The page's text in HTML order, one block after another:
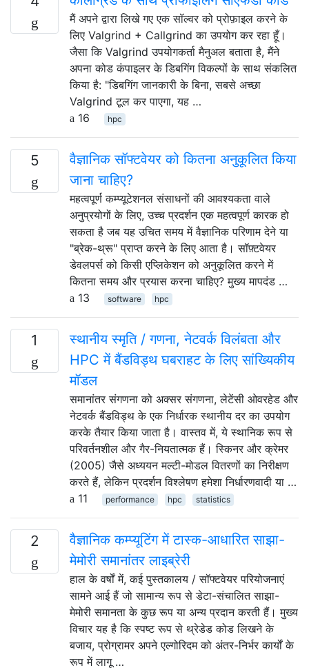
मैं अपने द्वारा लिखे गए एक सॉल्वर को प्रोफ़ाइल करने के
लिए Valgrind + Callgrind का उपयोग कर रहा हूँ।
जैसा कि Valgrind उपयोगकर्ता मैनुअल बताता है, मैंने
अपना कोड कंपाइलर के डिबगिंग विकल्पों के साथ संकलित
किया है: "डिबगिंग जानकारी के बिना, सबसे अच्छा
Valgrind टूल कर पाएगा, यह …
16
hpc
5
वैज्ञानिक सॉफ्टवेयर को कितना अनुकूलित किया
जाना चाहिए?
महत्वपूर्ण कम्प्यूटेशनल संसाधनों की आवश्यकता वाले
अनुप्रयोगों के लिए, उच्च प्रदर्शन एक महत्वपूर्ण कारक हो
सकता है जब यह उचित समय में वैज्ञानिक परिणाम देने या
"ब्रेक-थ्रू" प्राप्त करने के लिए आता है। सॉफ़्टवेयर
डेवलपर्स को किसी एप्लिकेशन को अनुकूलित करने में
कितना समय और प्रयास करना चाहिए? मुख्य मापदंड …
13
software hpc
1
स्थानीय स्मृति / गणना, नेटवर्क विलंबता और
HPC में बैंडविड्थ घबराहट के लिए सांख्यिकीय
मॉडल
समानांतर संगणना को अक्सर संगणना, लेटेंसी ओवरहेड और
नेटवर्क बैंडविड्थ के एक निर्धारक स्थानीय दर का उपयोग
करके तैयार किया जाता है। वास्तव में, ये स्थानिक रूप से
परिवर्तनशील और गैर-नियतात्मक हैं। स्किनर और क्रेमर
(2005) जैसे अध्ययन मल्टी-मोडल वितरणों का निरीक्षण
करते हैं, लेकिन प्रदर्शन विश्लेषण हमेशा निर्धारणवादी या …
11
performance hpc statistics
2
वैज्ञानिक कम्प्यूटिंग में टास्क-आधारित साझा-
मेमोरी समानांतर लाइब्रेरी
हाल के वर्षों में, कई पुस्तकालय / सॉफ्टवेयर परियोजनाएं
सामने आई हैं जो सामान्य रूप से डेटा-संचालित साझा-
मेमोरी समानता के कुछ रूप या अन्य प्रदान करती हैं। मुख्य
विचार यह है कि स्पष्ट रूप से थ्रेडेड कोड लिखने के
बजाय, प्रोग्रामर अपने एल्गोरिदम को अंतर-निर्भर कार्यों के
रूप में लागू …